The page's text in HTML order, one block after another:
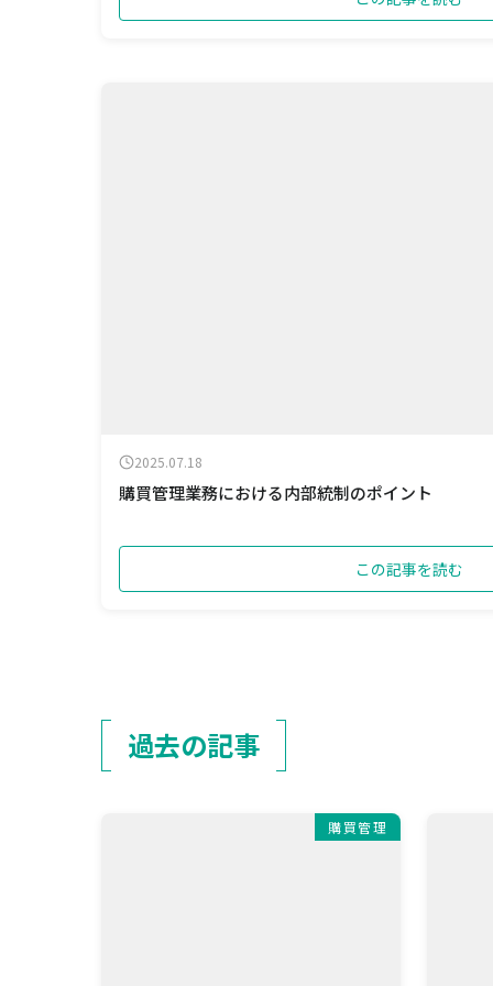
2025.07.18
購買管理業務における内部統制のポイント
この記事を読む
過去の記事
購買管理